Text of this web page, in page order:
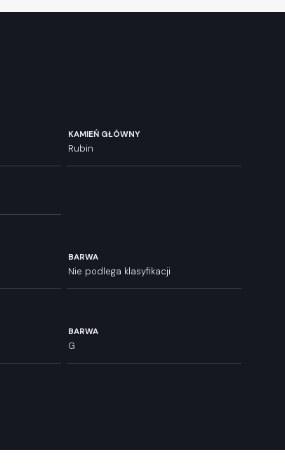
KAMIEŃ GŁÓWNY
Rubin
BARWA
Nie podlega klasyfikacji
BARWA
G